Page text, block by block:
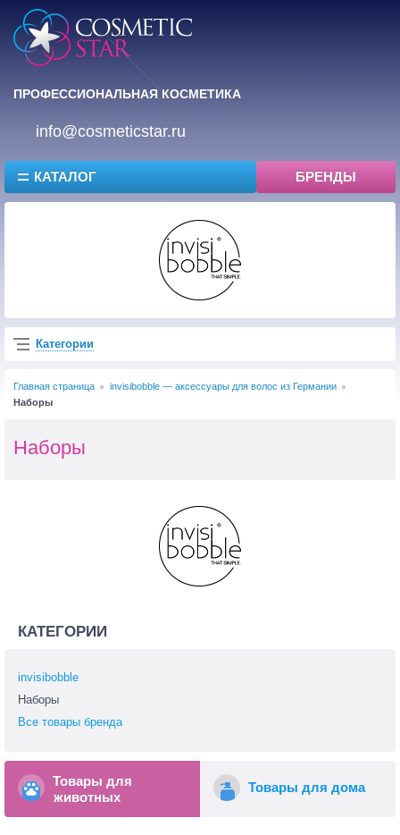
ПРОФЕССИОНАЛЬНАЯ КОСМЕТИКА
info@cosmeticstar.ru
КАТАЛОГ БРЕНДЫ
Категории
Главная страница
invisibobble — аксессуары для волос из Германии
Наборы
Наборы
КАТЕГОРИИ
invisibobble
Наборы
Все товары бренда
Товары для
животных
Товары для дома